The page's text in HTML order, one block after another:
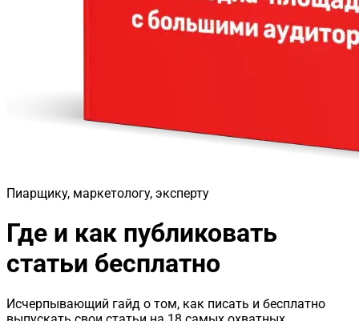
Пиарщику, маркетологу, эксперту
Где и как публиковать
статьи бесплатно
Исчерпывающий гайд о том, как писать и бесплатно